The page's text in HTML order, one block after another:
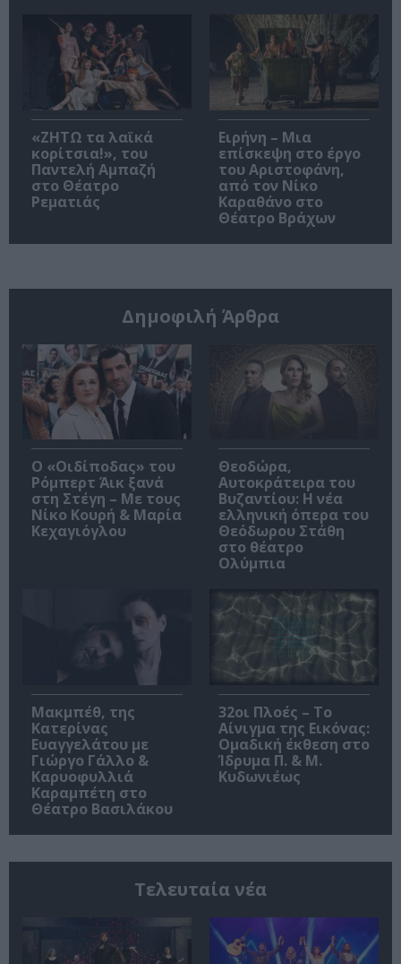
«ΖΗΤΩ τα λαϊκά
κορίτσια!», του
Παντελή Αμπαζή
στο Θέατρο
Ρεματιάς
Ειρήνη – Μια
επίσκεψη στο έργο
του Αριστοφάνη,
από τον Νίκο
Καραθάνο στο
Θέατρο Βράχων
Δημοφιλή Άρθρα
O «Οιδίποδας» του
Ρόμπερτ Άικ ξανά
στη Στέγη – Με τους
Νίκο Κουρή & Μαρία
Κεχαγιόγλου
Θεοδώρα,
Αυτοκράτειρα του
Βυζαντίου: Η νέα
ελληνική όπερα του
Θεόδωρου Στάθη
στο θέατρο
Ολύμπια
Μακμπέθ, της
Κατερίνας
Ευαγγελάτου με
Γιώργο Γάλλο &
Καρυοφυλλιά
Καραμπέτη στο
Θέατρο Βασιλάκου
32οι Πλοές – Το
Αίνιγμα της Εικόνας:
Ομαδική έκθεση στο
Ίδρυμα Π. & Μ.
Κυδωνιέως
Τελευταία νέα